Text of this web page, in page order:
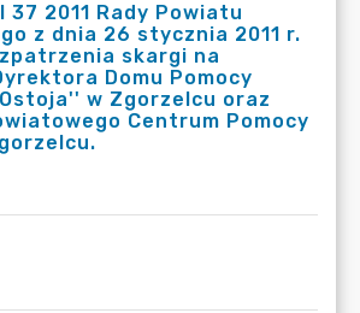
37 2011 Rady Powiatu
z dnia 26 stycznia 2011 r.
skargi na
Domu Pomocy
w Zgorzelcu oraz
Centrum Pomocy